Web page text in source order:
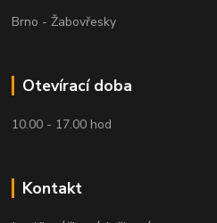
Brno - Žabovřesky
Otevírací doba
10.00 - 17.00 hod
Kontakt